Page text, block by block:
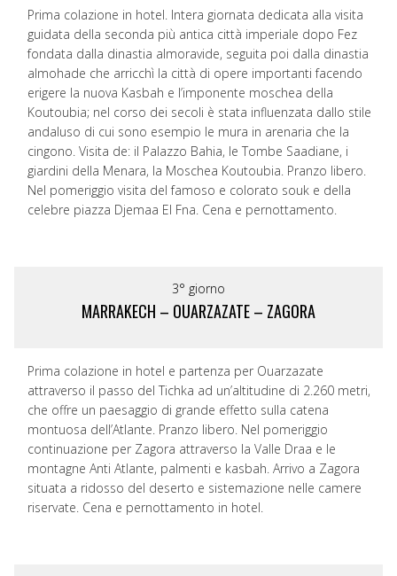
Prima colazione in hotel. Intera giornata dedicata alla visita
guidata della seconda più antica città imperiale dopo Fez
fondata dalla dinastia almoravide, seguita poi dalla dinastia
almohade che arricchì la città di opere importanti facendo
erigere la nuova Kasbah e l’imponente moschea della
Koutoubia; nel corso dei secoli è stata influenzata dallo stile
andaluso di cui sono esempio le mura in arenaria che la
cingono. Visita de: il Palazzo Bahia, le Tombe Saadiane, i
giardini della Menara, la Moschea Koutoubia. Pranzo libero.
Nel pomeriggio visita del famoso e colorato souk e della
celebre piazza Djemaa El Fna. Cena e pernottamento.
3° giorno
MARRAKECH – OUARZAZATE – ZAGORA
Prima colazione in hotel e partenza per Ouarzazate
attraverso il passo del Tichka ad un’altitudine di 2.260 metri,
che offre un paesaggio di grande effetto sulla catena
montuosa dell’Atlante. Pranzo libero. Nel pomeriggio
continuazione per Zagora attraverso la Valle Draa e le
montagne Anti Atlante, palmenti e kasbah. Arrivo a Zagora
situata a ridosso del deserto e sistemazione nelle camere
riservate. Cena e pernottamento in hotel.